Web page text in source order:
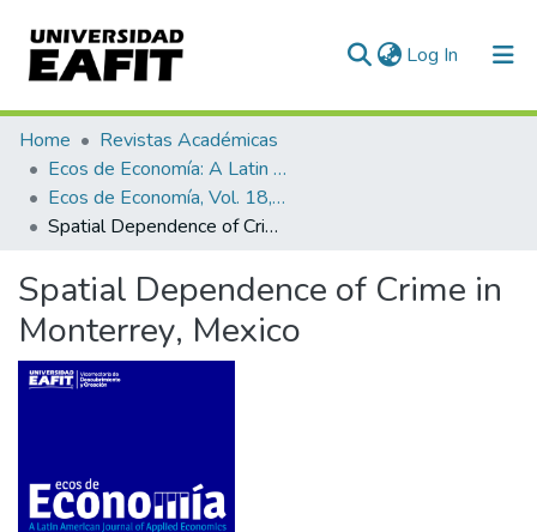
Log In (current)
Communities & Collections
All of DSpace
Statistics
Home
Revistas Académicas
Ecos de Economía: A Latin American Journal of Applied Economics
Ecos de Economía, Vol. 18, No. 38 (2014)
Spatial Dependence of Crime in Monterrey, Mexico
Spatial Dependence of Crime in
Monterrey, Mexico